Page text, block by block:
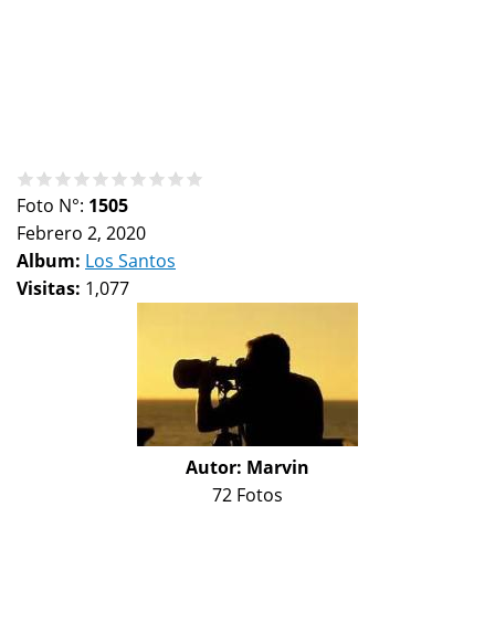
Foto N°: 1505
Febrero 2, 2020
Album: Los Santos
Visitas: 1,077
Autor: Marvin
72 Fotos